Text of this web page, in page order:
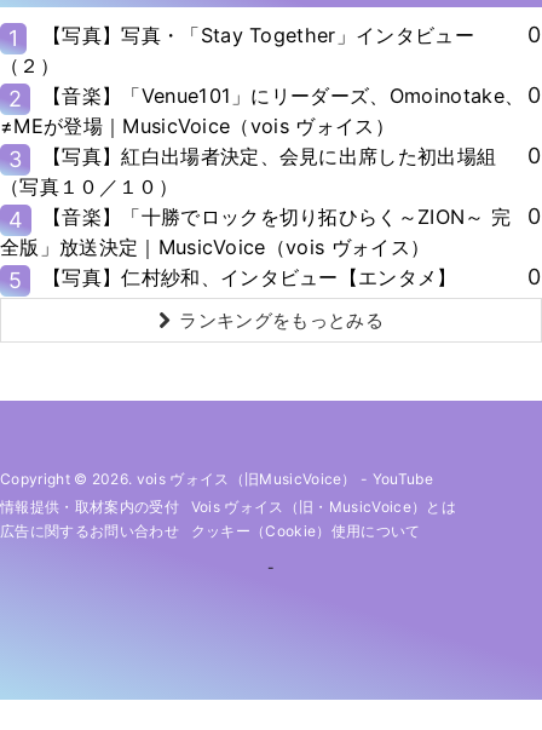
1
【写真】写真・「Stay Together」インタビュー
（２）
0
2
【音楽】「Venue101」にリーダーズ、Omoinotake、
≠MEが登場｜MusicVoice（vois ヴォイス）
0
3
【写真】紅白出場者決定、会見に出席した初出場組
（写真１０／１０）
0
4
【音楽】「十勝でロックを切り拓ひらく～ZION～ 完
全版」放送決定｜MusicVoice（vois ヴォイス）
0
5 【写真】仁村紗和、インタビュー【エンタメ】 0
ランキングをもっとみる
Copyright © 2026. vois ヴォイス（旧MusicVoice） - YouTube
情報提供・取材案内の受付
Vois ヴォイス（旧・MusicVoice）とは
広告に関するお問い合わせ
クッキー（cookie）使用について
-